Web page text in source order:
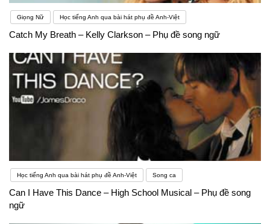
Giọng Nữ Học tiếng Anh qua bài hát phụ đề Anh-Việt
Catch My Breath – Kelly Clarkson – Phụ đề song ngữ
Học tiếng Anh qua bài hát phụ đề Anh-Việt Song ca
Can I Have This Dance – High School Musical – Phụ đề song
ngữ